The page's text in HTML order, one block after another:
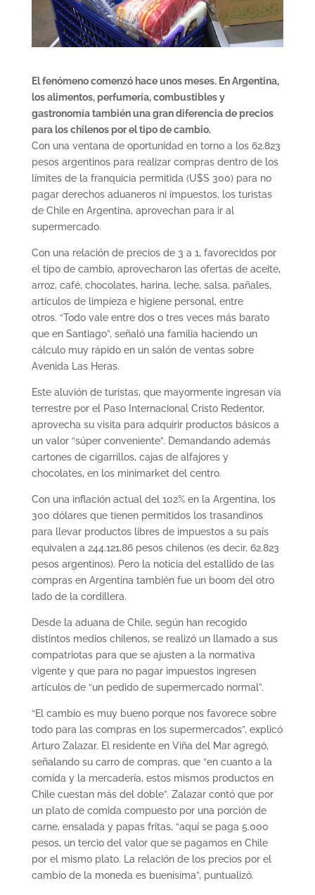
El fenómeno comenzó hace unos meses. En Argentina,
los alimentos, perfumería, combustibles y
gastronomía también una gran diferencia de precios
para los chilenos por el tipo de cambio.
Con una ventana de oportunidad en torno a los 62.823
pesos argentinos para realizar compras dentro de los
límites de la franquicia permitida (U$S 300) para no
pagar derechos aduaneros ni impuestos, los turistas
de Chile en Argentina, aprovechan para ir al
supermercado.
Con una relación de precios de 3 a 1, favorecidos por
el tipo de cambio, aprovecharon las ofertas de aceite,
arroz, café, chocolates, harina, leche, salsa, pañales,
artículos de limpieza e higiene personal, entre
otros. “Todo vale entre dos o tres veces más barato
que en Santiago”, señaló una familia haciendo un
cálculo muy rápido en un salón de ventas sobre
Avenida Las Heras.
Este aluvión de turistas, que mayormente ingresan vía
terrestre por el Paso Internacional Cristo Redentor,
aprovecha su visita para adquirir productos básicos a
un valor “súper conveniente”. Demandando además
cartones de cigarrillos, cajas de alfajores y
chocolates, en los minimarket del centro.
Con una inflación actual del 102% en la Argentina, los
300 dólares que tienen permitidos los trasandinos
para llevar productos libres de impuestos a su país
equivalen a 244.121,86 pesos chilenos (es decir, 62.823
pesos argentinos). Pero la noticia del estallido de las
compras en Argentina también fue un boom del otro
lado de la cordillera.
Desde la aduana de Chile, según han recogido
distintos medios chilenos, se realizó un llamado a sus
compatriotas para que se ajusten a la normativa
vigente y que para no pagar impuestos ingresen
artículos de “un pedido de supermercado normal”.
“El cambio es muy bueno porque nos favorece sobre
todo para las compras en los supermercados”, explicó
Arturo Zalazar. El residente en Viña del Mar agregó,
señalando su carro de compras, que “en cuanto a la
comida y la mercadería, estos mismos productos en
Chile cuestan más del doble”. Zalazar contó que por
un plato de comida compuesto por una porción de
carne, ensalada y papas fritas, “aquí se paga 5.000
pesos, un tercio del valor que se pagamos en Chile
por el mismo plato. La relación de los precios por el
cambio de la moneda es buenísima”, puntualizó.